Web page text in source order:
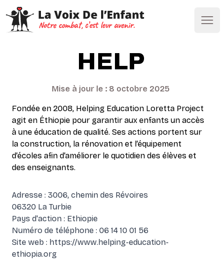
HELP
Mise à jour le : 8 octobre 2025
Fondée en 2008, Helping Education Loretta Project
agit en Éthiopie pour garantir aux enfants un accès
à une éducation de qualité. Ses actions portent sur
la construction, la rénovation et l’équipement
d’écoles afin d’améliorer le quotidien des élèves et
des enseignants.
Adresse : 3006, chemin des Révoires
06320 La Turbie
Pays d'action : Ethiopie
Numéro de téléphone : 06 14 10 01 56
Site web : https://www.helping-education-
ethiopia.org